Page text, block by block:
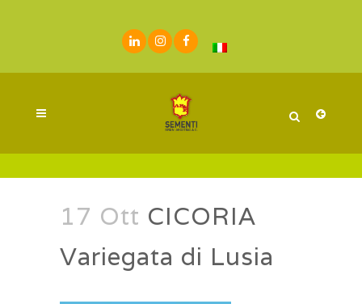
17 Ott CICORIA
Variegata di Lusia